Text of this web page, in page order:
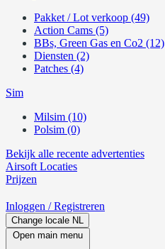
Pakket / Lot verkoop (49)
Action Cams (5)
BBs, Green Gas en Co2 (12)
Diensten (2)
Patches (4)
Sim
Milsim (10)
Polsim (0)
Bekijk alle recente advertenties
Airsoft Locaties
Prijzen
Inloggen / Registreren
Change locale NL
Open main menu